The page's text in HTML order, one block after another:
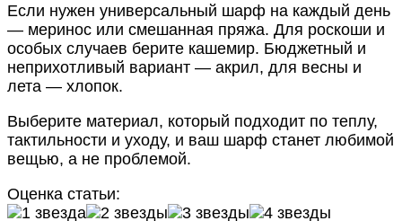
Если нужен универсальный шарф на каждый день
— меринос или смешанная пряжа. Для роскоши и
особых случаев берите кашемир. Бюджетный и
неприхотливый вариант — акрил, для весны и
лета — хлопок.
Выберите материал, который подходит по теплу,
тактильности и уходу, и ваш шарф станет любимой
вещью, а не проблемой.
Оценка статьи: